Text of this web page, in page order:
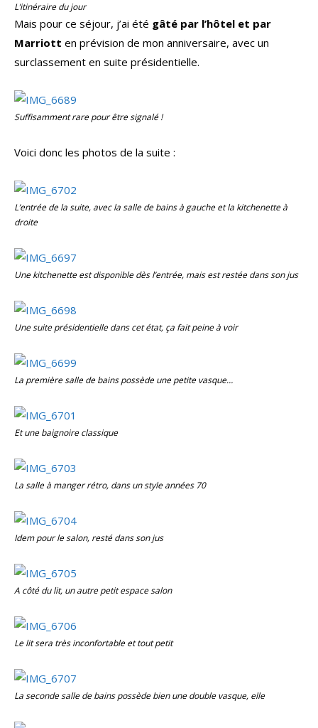
L’itinéraire du jour
Mais pour ce séjour, j’ai été gâté par l’hôtel et par
Marriott en prévision de mon anniversaire, avec un
surclassement en suite présidentielle.
Suffisamment rare pour être signalé !
Voici donc les photos de la suite :
L’entrée de la suite, avec la salle de bains à gauche et la kitchenette à
droite
Une kitchenette est disponible dès l’entrée, mais est restée dans son jus
Une suite présidentielle dans cet état, ça fait peine à voir
La première salle de bains possède une petite vasque…
Et une baignoire classique
La salle à manger rétro, dans un style années 70
Idem pour le salon, resté dans son jus
A côté du lit, un autre petit espace salon
Le lit sera très inconfortable et tout petit
La seconde salle de bains possède bien une double vasque, elle